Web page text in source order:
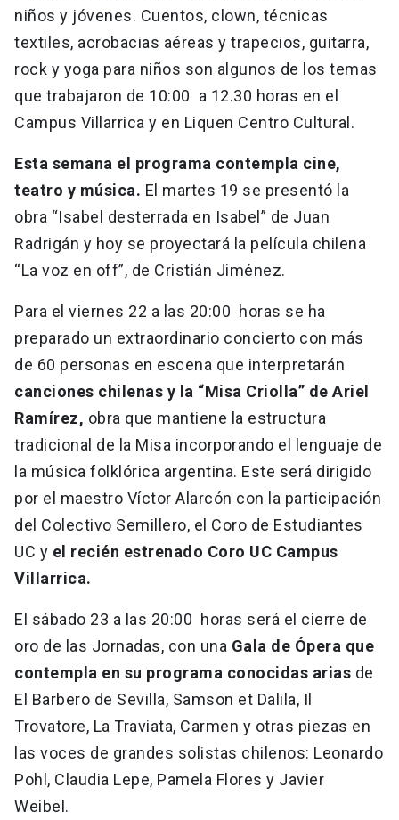
niños y jóvenes. Cuentos, clown, técnicas
textiles, acrobacias aéreas y trapecios, guitarra,
rock y yoga para niños son algunos de los temas
que trabajaron de 10:00 a 12.30 horas en el
Campus Villarrica y en Liquen Centro Cultural.
Esta semana el programa contempla cine,
teatro y música. El martes 19 se presentó la
obra “Isabel desterrada en Isabel” de Juan
Radrigán y hoy se proyectará la película chilena
“La voz en off”, de Cristián Jiménez.
Para el viernes 22 a las 20:00 horas se ha
preparado un extraordinario concierto con más
de 60 personas en escena que interpretarán
canciones chilenas y la “Misa Criolla” de Ariel
Ramírez, obra que mantiene la estructura
tradicional de la Misa incorporando el lenguaje de
la música folklórica argentina. Este será dirigido
por el maestro Víctor Alarcón con la participación
del Colectivo Semillero, el Coro de Estudiantes
UC y el recién estrenado Coro UC Campus
Villarrica.
El sábado 23 a las 20:00 horas será el cierre de
oro de las Jornadas, con una Gala de Ópera que
contempla en su programa conocidas arias de
El Barbero de Sevilla, Samson et Dalila, Il
Trovatore, La Traviata, Carmen y otras piezas en
las voces de grandes solistas chilenos: Leonardo
Pohl, Claudia Lepe, Pamela Flores y Javier
Weibel.